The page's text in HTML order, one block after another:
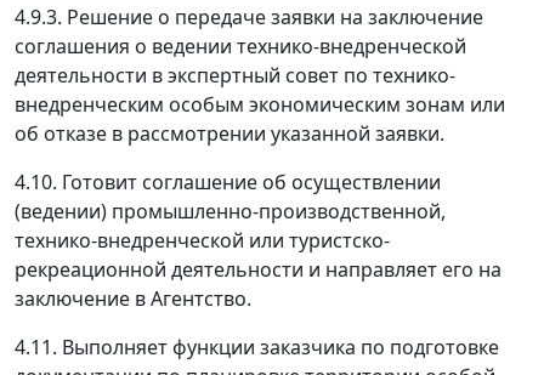
4.9.3. Решение о передаче заявки на заключение
соглашения о ведении технико-внедренческой
деятельности в экспертный совет по технико-
внедренческим особым экономическим зонам или
об отказе в рассмотрении указанной заявки.
4.10. Готовит соглашение об осуществлении
(ведении) промышленно-производственной,
технико-внедренческой или туристско-
рекреационной деятельности и направляет его на
заключение в Агентство.
4.11. Выполняет функции заказчика по подготовке